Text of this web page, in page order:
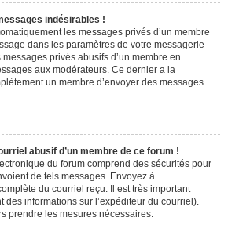
indésirables !
les messages privés d’un membre
dans les paramètres de votre messagerie
privés abusifs d’un membre en
aux modérateurs. Ce dernier a la
un membre d’envoyer des messages
abusif d’un membre de ce forum !
du forum comprend des sécurités pour
de tels messages. Envoyez à
du courriel reçu. Il est très important
des informations sur l’expéditeur du courriel).
prendre les mesures nécessaires.